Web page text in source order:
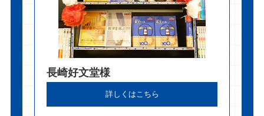
長崎好文堂様
詳しくはこちら